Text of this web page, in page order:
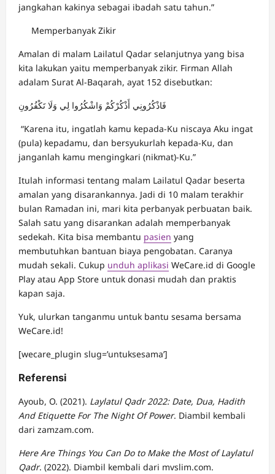
jangkahan kakinya sebagai ibadah satu tahun.”
Memperbanyak Zikir
Amalan di malam Lailatul Qadar selanjutnya yang bisa
kita lakukan yaitu memperbanyak zikir. Firman Allah
adalam Surat Al-Baqarah, ayat 152 disebutkan:
فَاذْكُرُونِي أَذْكُرْكُمْ وَاشْكُرُوا لِي وَلَا تَكْفُرُونِ
“Karena itu, ingatlah kamu kepada-Ku niscaya Aku ingat
(pula) kepadamu, dan bersyukurlah kepada-Ku, dan
janganlah kamu mengingkari (nikmat)-Ku.”
Itulah informasi tentang malam Lailatul Qadar beserta
amalan yang disarankannya. Jadi di 10 malam terakhir
bulan Ramadan ini, mari kita perbanyak perbuatan baik.
Salah satu yang disarankan adalah memperbanyak
sedekah. Kita bisa membantu pasien yang
membutuhkan bantuan biaya pengobatan. Caranya
mudah sekali. Cukup unduh aplikasi WeCare.id di Google
Play atau App Store untuk donasi mudah dan praktis
kapan saja.
Yuk, ulurkan tanganmu untuk bantu sesama bersama
WeCare.id!
[wecare_plugin slug=’untuksesama’]
Referensi
Ayoub, O. (2021). Laylatul Qadr 2022: Date, Dua, Hadith
And Etiquette For The Night Of Power. Diambil kembali
dari zamzam.com.
Here Are Things You Can Do to Make the Most of Laylatul
Qadr. (2022). Diambil kembali dari mvslim.com.